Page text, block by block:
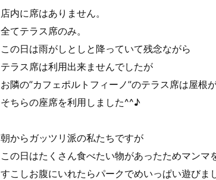
店内に席はありません。
全てテラス席のみ。
この日は雨がしとしと降っていて残念ながら
テラス席は利用出来ませんでしたが
お隣の”カフェポルトフィーノ”のテラス席は屋根
そちらの座席を利用しました^^♪
朝からガッツリ派の私たちですが
この日はたくさん食べたい物があったためマンマ
すこしお腹にいれたらパークでめいっぱい遊びま